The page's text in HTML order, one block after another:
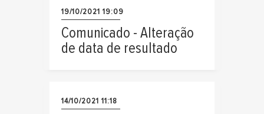
19/10/2021 19:09
Comunicado - Alteração
de data de resultado
14/10/2021 11:18